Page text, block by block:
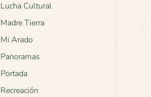
Lucha Cultural
Madre Tierra
Mi Arado
Panoramas
Portada
Recreación